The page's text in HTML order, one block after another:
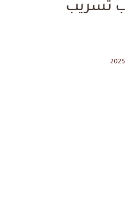
تسريب